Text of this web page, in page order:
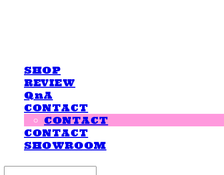
SHOP
REVIEW
QnA
CONTACT
CONTACT
CONTACT
SHOWROOM